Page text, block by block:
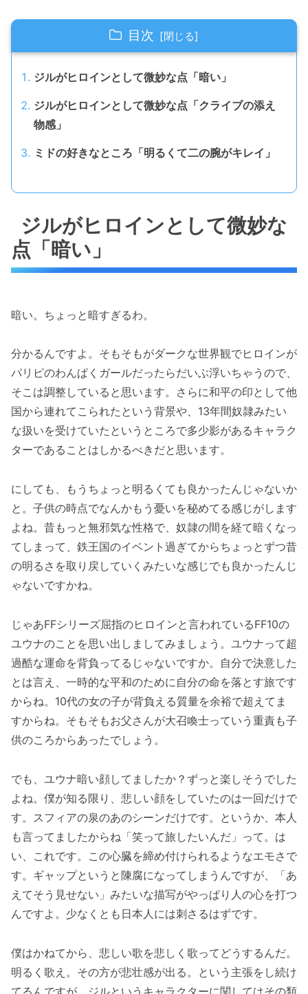
目次
ジルがヒロインとして微妙な点「暗い」
ジルがヒロインとして微妙な点「クライブの添え
物感」
ミドの好きなところ「明るくて二の腕がキレイ」
ジルがヒロインとして微妙な
点「暗い」
暗い。ちょっと暗すぎるわ。
分かるんですよ。そもそもがダークな世界観でヒロインが
パリピのわんぱくガールだったらだいぶ浮いちゃうので、
そこは調整していると思います。さらに和平の印として他
国から連れてこられたという背景や、13年間奴隷みたい
な扱いを受けていたというところで多少影があるキャラク
ターであることはしかるべきだと思います。
にしても、もうちょっと明るくても良かったんじゃないか
と。子供の時点でなんかもう憂いを秘めてる感じがします
よね。昔もっと無邪気な性格で、奴隷の間を経て暗くなっ
てしまって、鉄王国のイベント過ぎてからちょっとずつ昔
の明るさを取り戻していくみたいな感じでも良かったんじ
ゃないですかね。
じゃあFFシリーズ屈指のヒロインと言われているFF10の
ユウナのことを思い出しましてみましょう。ユウナって超
過酷な運命を背負ってるじゃないですか。自分で決意した
とは言え、一時的な平和のために自分の命を落とす旅です
からね。10代の女の子が背負える質量を余裕で超えてま
すからね。そもそもお父さんが大召喚士っていう重責も子
供のころからあったでしょう。
でも、ユウナ暗い顔してましたか？ずっと楽しそうでした
よね。僕が知る限り、悲しい顔をしていたのは一回だけで
す。スフィアの泉のあのシーンだけです。というか、本人
も言ってましたからね「笑って旅したいんだ」って。は
い、これです。この心臓を締め付けられるようなエモさで
す。ギャップというと陳腐になってしまうんですが、「あ
えてそう見せない」みたいな描写がやっぱり人の心を打つ
んですよ。少なくとも日本人には刺さるはずです。
僕はかねてから、悲しい歌を悲しく歌ってどうするんだ。
明るく歌え。その方が悲壮感が出る。という主張をし続け
てるんですが、ジルというキャラクターに関してはその類